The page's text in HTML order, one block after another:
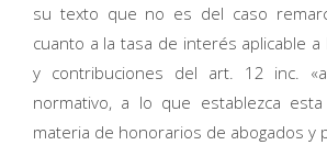
su texto que no es del caso
cuanto a la tasa de interés aplicable
y contribuciones del art. 12 inc.
normativo, a lo que establezca
materia de honorarios de abogados y